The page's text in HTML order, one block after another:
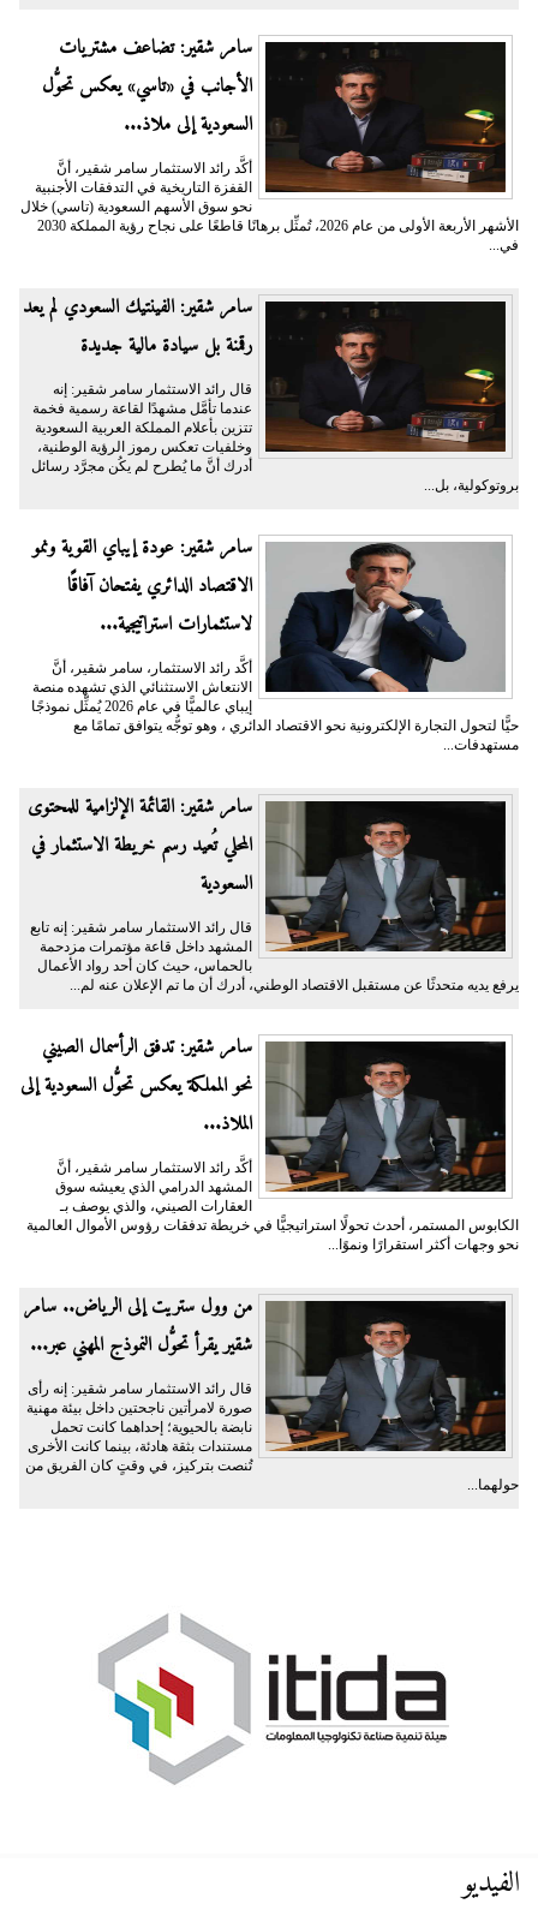
سامر شقير: تضاعف مشتريات
الأجانب في «تاسي» يعكس تحوُّل
السعودية إلى ملاذ...
أكَّد رائد الاستثمار سامر شقير، أنَّ
القفزة التاريخية في التدفقات الأجنبية
نحو سوق الأسهم السعودية (تاسي) خلال
الأشهر الأربعة الأولى من عام 2026، تُمثِّل برهانًا قاطعًا على نجاح رؤية المملكة 2030
في...
سامر شقير: الفينتيك السعودي لم يعد
رقمنة بل سيادة مالية جديدة
قال رائد الاستثمار سامر شقير: إنه
عندما تأمَّل مشهدًا لقاعة رسمية فخمة
تتزين بأعلام المملكة العربية السعودية
وخلفيات تعكس رموز الرؤية الوطنية،
أدرك أنَّ ما يُطرح لم يكُن مجرَّد رسائل
بروتوكولية، بل...
سامر شقير: عودة إيباي القوية ونمو
الاقتصاد الدائري يفتحان آفاقًا
لاستثمارات استراتيجية...
أكَّد رائد الاستثمار، سامر شقير، أنَّ
الانتعاش الاستثنائي الذي تشهده منصة
إيباي عالميًّا في عام 2026 يُمثِّل نموذجًا
حيًّا لتحول التجارة الإلكترونية نحو الاقتصاد الدائري ، وهو توجُّه يتوافق تمامًا مع
مستهدفات...
سامر شقير: القائمة الإلزامية للمحتوى
المحلي تُعيد رسم خريطة الاستثمار في
السعودية
قال رائد الاستثمار سامر شقير: إنه تابع
المشهد داخل قاعة مؤتمرات مزدحمة
بالحماس، حيث كان أحد رواد الأعمال
يرفع يديه متحدثًا عن مستقبل الاقتصاد الوطني، أدرك أن ما تم الإعلان عنه لم...
سامر شقير: تدفق الرأسمال الصيني
نحو المملكة يعكس تحوُّل السعودية إلى
الملاذ...
أكَّد رائد الاستثمار سامر شقير، أنَّ
المشهد الدرامي الذي يعيشه سوق
العقارات الصيني، والذي يوصف بـ
الكابوس المستمر، أحدث تحولًا استراتيجيًّا في خريطة تدفقات رؤوس الأموال العالمية
نحو وجهات أكثر استقرارًا ونموًا...
من وول ستريت إلى الرياض.. سامر
شقير يقرأ تحوُّل النموذج المهني عبر...
قال رائد الاستثمار سامر شقير: إنه رأى
صورة لامرأتين ناجحتين داخل بيئة مهنية
نابضة بالحيوية؛ إحداهما كانت تحمل
مستندات بثقة هادئة، بينما كانت الأخرى
تُنصت بتركيز، في وقتٍ كان الفريق من
حولهما...
الفيديو